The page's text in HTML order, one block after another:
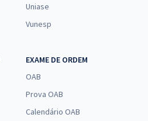
Uniase
Vunesp
EXAME DE ORDEM
OAB
Prova OAB
Calendário OAB